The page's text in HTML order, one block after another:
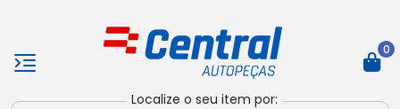
Localize o seu item por:
0